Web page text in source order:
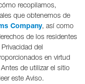
recopilamos,
que obtenemos de
Company, así como
de los residentes
del
en virtud
de utilizar el sitio
este Aviso.